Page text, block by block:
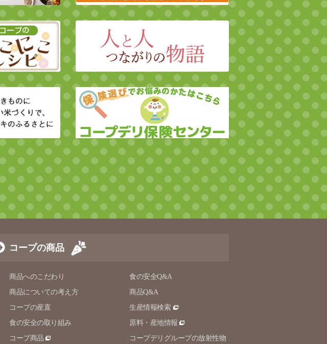
コープの商品
商品へのこだわり
商品についての考え方
コープの産直
食の安全の取り組み
コープ商品
食の安全Q&A
商品Q&A
生産情報検索
原料・産地情報
コープデリグループの放射性物